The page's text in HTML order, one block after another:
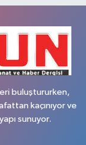
buluştururken,
kaçınıyor ve
sunuyor.